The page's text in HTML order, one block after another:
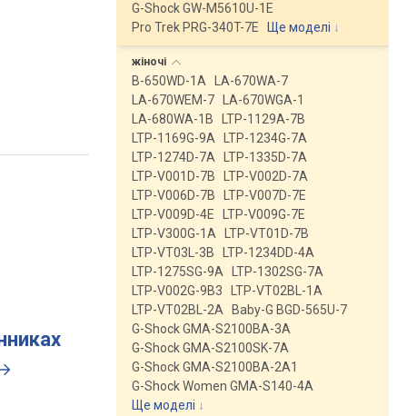
G-Shock GW-M5610U-1E
Pro Trek PRG-340T-7E
Ще моделі ↓
жіночі
B-650WD-1A
LA-670WA-7
LA-670WEM-7
LA-670WGA-1
LA-680WA-1B
LTP-1129A-7B
LTP-1169G-9A
LTP-1234G-7A
LTP-1274D-7A
LTP-1335D-7A
LTP-V001D-7B
LTP-V002D-7A
LTP-V006D-7B
LTP-V007D-7E
LTP-V009D-4E
LTP-V009G-7E
LTP-V300G-1A
LTP-VT01D-7B
LTP-VT03L-3B
LTP-1234DD-4A
LTP-1275SG-9A
LTP-1302SG-7A
LTP-V002G-9B3
LTP-VT02BL-1A
LTP-VT02BL-2A
Baby-G BGD-565U-7
G-Shock GMA-S2100BA-3A
G-Shock GMA-S2100SK-7A
G-Shock GMA-S2100BA-2A1
G-Shock Women GMA-S140-4A
Ще моделі ↓